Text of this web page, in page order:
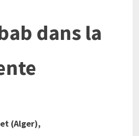
dans la
(Alger),